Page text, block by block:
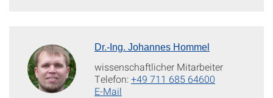
Dr.-Ing. Johannes Hommel
wissenschaftlicher Mitarbeiter
Telefon:+49 711 685 64600
E-Mail